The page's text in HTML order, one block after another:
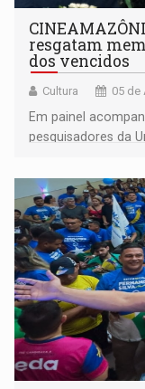
resgatam
dos vencidos
Cultura 05 de
Em painel
pesquisadores da
memória como